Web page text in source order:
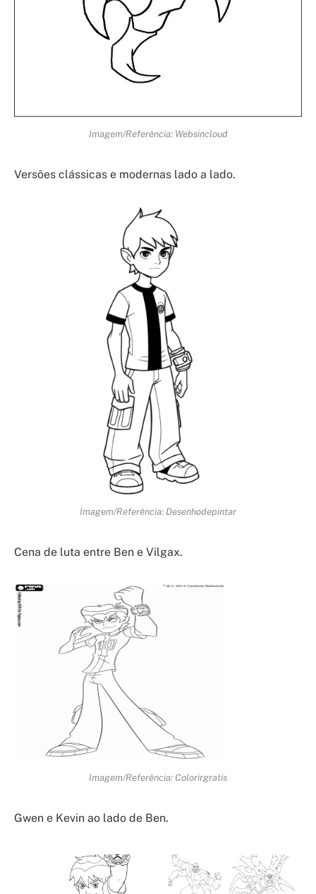
Imagem/Referência: Websincloud
Versões clássicas e modernas lado a lado.
Imagem/Referência: Desenhodepintar
Cena de luta entre Ben e Vilgax.
Imagem/Referência: Colorirgratis
Gwen e Kevin ao lado de Ben.